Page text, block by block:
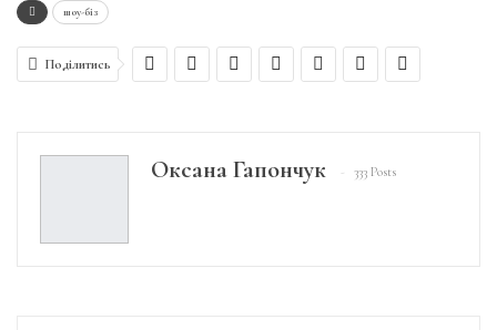
шоу-біз
Поділитись
Оксана Гапончук 333 Posts